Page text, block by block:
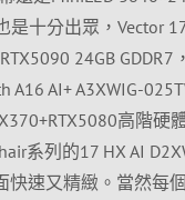
十分出眾，Vector
RTX5090 24GB
A16 AI+ A3XWIG-
高階
系列的17 HX AI
快速又精緻。當然每